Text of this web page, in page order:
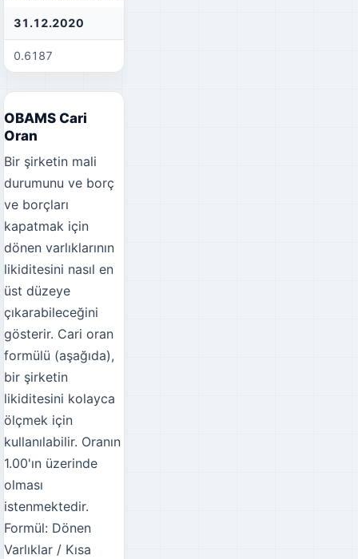
31.12.2020
0.6187
OBAMS Cari
Oran
Bir şirketin mali
durumunu ve borç
ve borçları
kapatmak için
dönen varlıklarının
likiditesini nasıl en
üst düzeye
çıkarabileceğini
gösterir. Cari oran
formülü (aşağıda),
bir şirketin
likiditesini kolayca
ölçmek için
kullanılabilir. Oranın
1.00'ın üzerinde
olması
istenmektedir.
Formül: Dönen
Varlıklar / Kısa